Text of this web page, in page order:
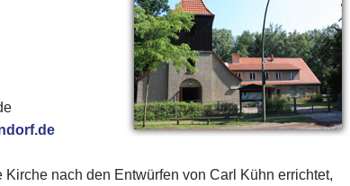
nach den Entwürfen von Carl Kühn errichtet,